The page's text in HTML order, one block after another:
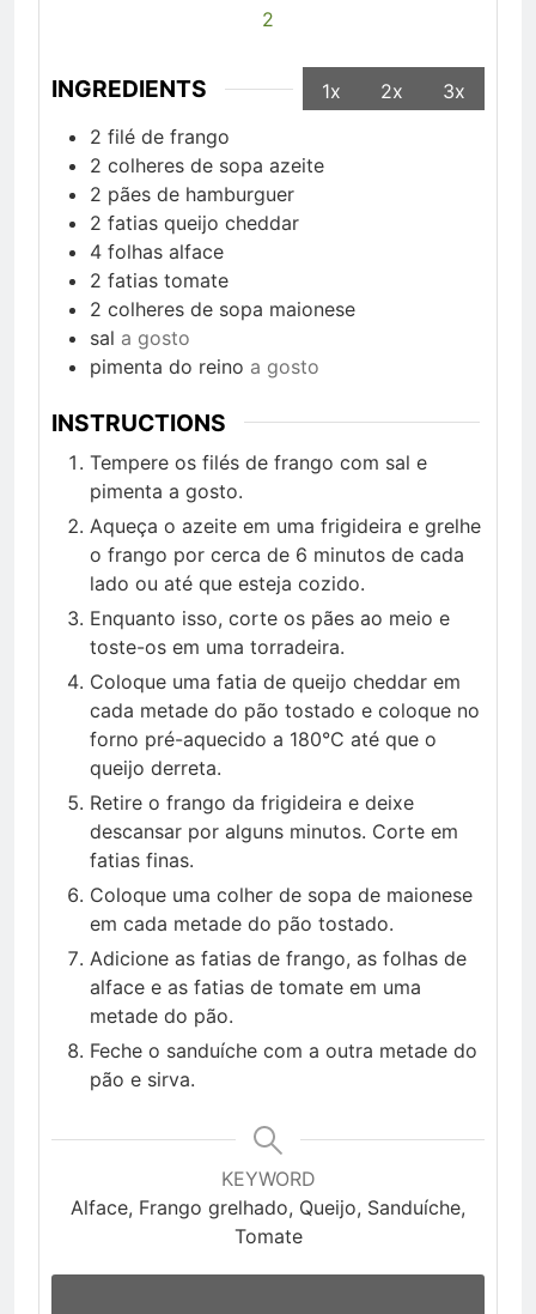
2
INGREDIENTS 1x 2x
3x
2 filé de frango
2 colheres de sopa azeite
2 pães de hamburguer
2 fatias queijo cheddar
4 folhas alface
2 fatias tomate
2 colheres de sopa maionese
sal a gosto
pimenta do reino a gosto
INSTRUCTIONS
Tempere os filés de frango com sal e
pimenta a gosto.
Aqueça o azeite em uma frigideira e grelhe
o frango por cerca de 6 minutos de cada
lado ou até que esteja cozido.
Enquanto isso, corte os pães ao meio e
toste-os em uma torradeira.
Coloque uma fatia de queijo cheddar em
cada metade do pão tostado e coloque no
forno pré-aquecido a 180°C até que o
queijo derreta.
Retire o frango da frigideira e deixe
descansar por alguns minutos. Corte em
fatias finas.
Coloque uma colher de sopa de maionese
em cada metade do pão tostado.
Adicione as fatias de frango, as folhas de
alface e as fatias de tomate em uma
metade do pão.
Feche o sanduíche com a outra metade do
pão e sirva.
KEYWORD
Alface, Frango grelhado, Queijo, Sanduíche,
Tomate